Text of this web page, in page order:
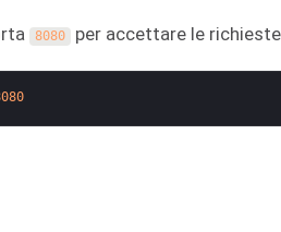
8080 per accettare le